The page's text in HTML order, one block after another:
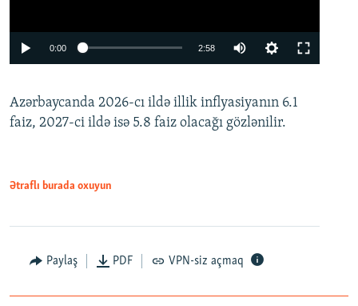
0:00 2:58
360p
480p
Azərbaycanda 2026-cı ildə illik inflyasiyanın 6.1
faiz, 2027-ci ildə isə 5.8 faiz olacağı gözlənilir.
Ətraflı burada oxuyun
Paylaş PDF VPN-siz açmaq